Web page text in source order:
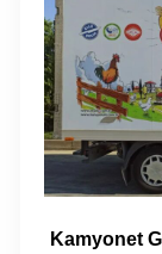
Kamyonet